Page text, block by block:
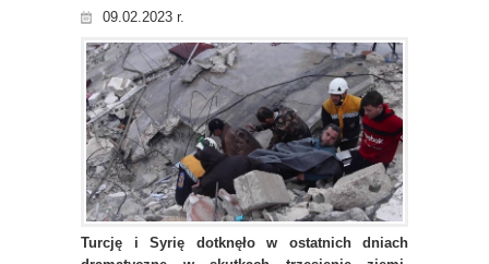
09.02.2023 r.
Turcję i Syrię dotknęło w ostatnich dniach